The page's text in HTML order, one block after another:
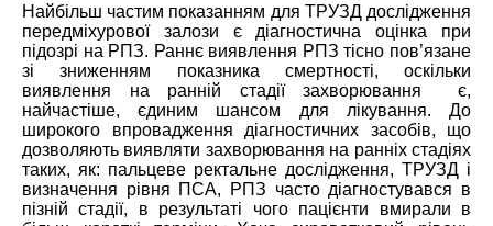
Найбільш частим показанням для ТРУЗД дослідження
передміхурової залози є діагностична оцінка при
підозрі на РПЗ. Раннє виявлення РПЗ тісно пов’язане
зі зниженням показника смертності, оскільки
виявлення на ранній стадії захворювання є,
найчастіше, єдиним шансом для лікування. До
широкого впровадження діагностичних засобів, що
дозволяють виявляти захворювання на ранніх стадіях
таких, як: пальцеве ректальне дослідження, ТРУЗД і
визначення рівня ПСА, РПЗ часто діагностувався в
пізній стадії, в результаті чого пацієнти вмирали в